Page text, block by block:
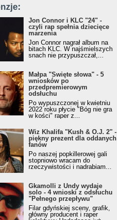
Jon Connor i KLC "24" -
czyli rap spełnia dziecięce
marzenia
Jon Connor nagrał album na
bitach KLC. W najśmielszych
snach nie przypuszczał,...
Małpa "Święte słowa" - 5
wniosków po
przedpremierowym
odsłuchu
Po wypuszczonej w kwietniu
2022 roku płycie "Bóg nie gra
w kości" raper z...
Wiz Khalifa "Kush & O.J. 2" -
piękny prezent dla oddanych
fanów
Po naszej popkillerowej gali
stopniowo wracam do
rzeczywistości i nadrabiam...
Gkamolli z Undy wydaje
solo - 4 wnioski z odsłuchu
"Pełnego przepływu"
Filar gdyńskiej sceny, grafik,
główny producent i raper